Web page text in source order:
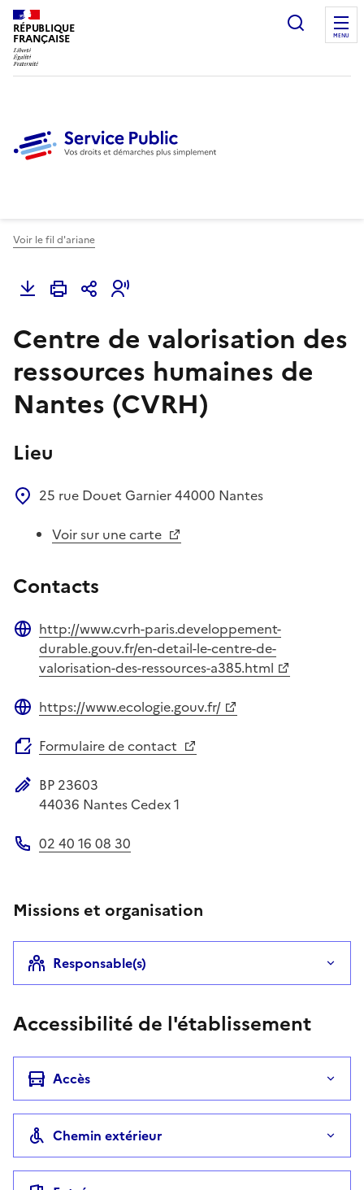
RÉPUBLIQUE
FRANÇAISE
Ouvrir
MENU
Voir le fil d'ariane
Centre de valorisation des
ressources humaines de
Nantes (CVRH)
Lieu
25 rue Douet Garnier44000 Nantes
Voir sur une carte
Contacts
Site web
http://www.cvrh-paris.developpement-
durable.gouv.fr/en-detail-le-centre-de-
valorisation-des-ressources-a385.html
https://www.ecologie.gouv.fr/
Formulaire de contact
Adresse postale
BP 23603
44036 Nantes Cedex 1
02 40 16 08 30
Missions et organisation
Responsable(s)
Accessibilité de l'établissement
Accès
Chemin extérieur